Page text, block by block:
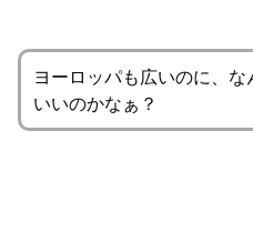
ヨーロッパも広いのに、な
いいのかなぁ？